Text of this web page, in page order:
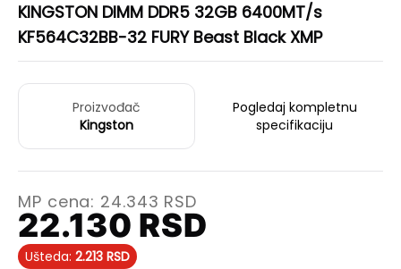
KINGSTON DIMM DDR5 32GB 6400MT/s
KF564C32BB-32 FURY Beast Black XMP
Proizvođač
Kingston
Pogledaj kompletnu
specifikaciju
MP cena: 24.343 RSD
22.130 RSD
Ušteda: 2.213 RSD